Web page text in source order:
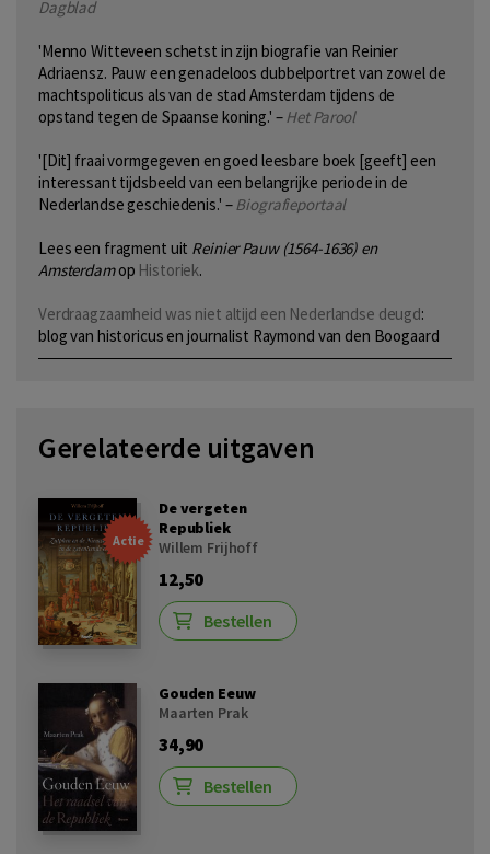
Dagblad
'Menno Witteveen schetst in zijn biografie van Reinier
Adriaensz. Pauw een genadeloos dubbelportret van zowel de
machtspoliticus als van de stad Amsterdam tijdens de
opstand tegen de Spaanse koning.' –Het Parool
'[Dit] fraai vormgegeven en goed leesbare boek [geeft] een
interessant tijdsbeeld van een belangrijke periode in de
Nederlandse geschiedenis.' –Biografieportaal
Lees een fragment uit Reinier Pauw (1564-1636) en
Amsterdamop Historiek.
Verdraagzaamheid was niet altijd een Nederlandse deugd:
blog van historicus en journalist Raymond van den Boogaard
Gerelateerde uitgaven
Actie
De vergeten
Republiek
Willem Frijhoff
12,50
Bestellen
Gouden Eeuw
Maarten Prak
34,90
Bestellen